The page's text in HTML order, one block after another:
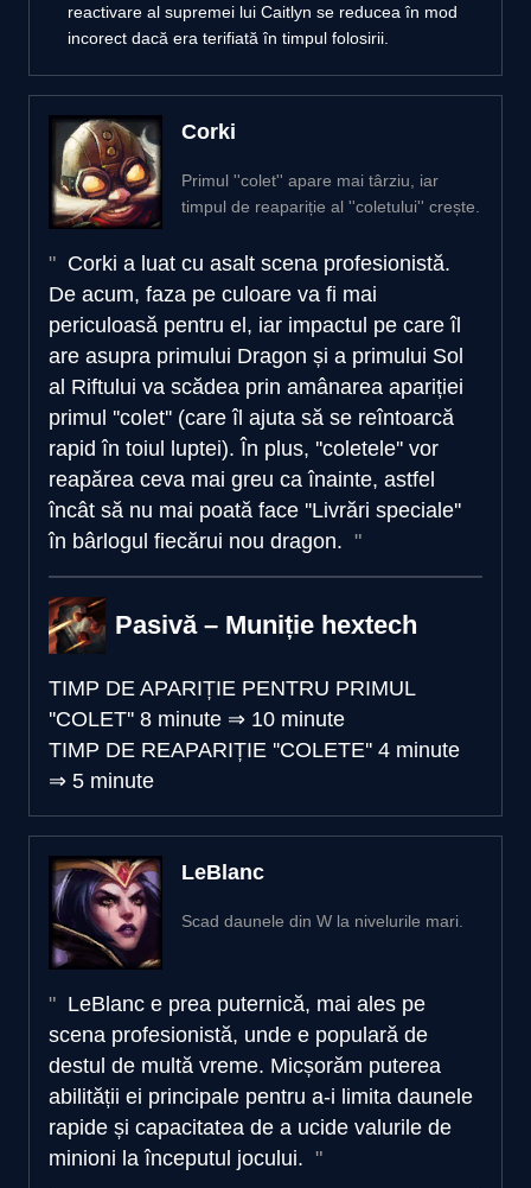
reactivare al supremei lui Caitlyn se reducea în mod
incorect dacă era terifiată în timpul folosirii.
Corki
Primul ''colet'' apare mai târziu, iar
timpul de reapariție al ''coletului'' crește.
Corki a luat cu asalt scena profesionistă.
De acum, faza pe culoare va fi mai
periculoasă pentru el, iar impactul pe care îl
are asupra primului Dragon și a primului Sol
al Riftului va scădea prin amânarea apariției
primul ''colet'' (care îl ajuta să se reîntoarcă
rapid în toiul luptei). În plus, ''coletele'' vor
reapărea ceva mai greu ca înainte, astfel
încât să nu mai poată face ''Livrări speciale''
în bârlogul fiecărui nou dragon.
Pasivă – Muniție hextech
TIMP DE APARIȚIE PENTRU PRIMUL
''COLET'' 8 minute ⇒ 10 minute
TIMP DE REAPARIȚIE ''COLETE'' 4 minute
⇒ 5 minute
LeBlanc
Scad daunele din W la nivelurile mari.
LeBlanc e prea puternică, mai ales pe
scena profesionistă, unde e populară de
destul de multă vreme. Micșorăm puterea
abilității ei principale pentru a-i limita daunele
rapide și capacitatea de a ucide valurile de
minioni la începutul jocului.